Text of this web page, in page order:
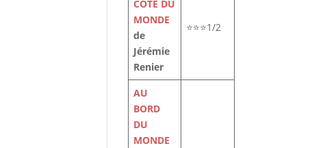
CÔTÉ DU
MONDE
de
Jérémie
Renier
⭐⭐⭐1/2
AU
BORD
DU
MONDE